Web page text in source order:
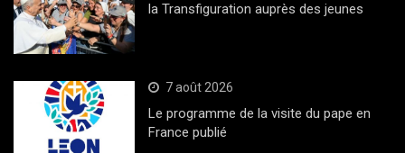
la Transfiguration auprès des jeunes
7 août 2026
Le programme de la visite du pape en
France publié